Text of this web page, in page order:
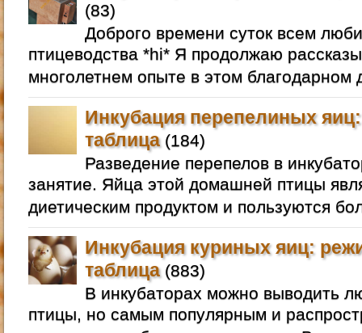
(83)
Доброго времени суток всем
птицеводства *hi* Я продолжаю
многолетнем опыте в этом
Инкубация перепелиных
таблица(184)
Разведение перепелов в
занятие. Яйца этой домашней птицы
диетическим продуктом и пользуются
Инкубация куриных яиц:
таблица(883)
В инкубаторах можно выводить
птицы, но самым популярным и